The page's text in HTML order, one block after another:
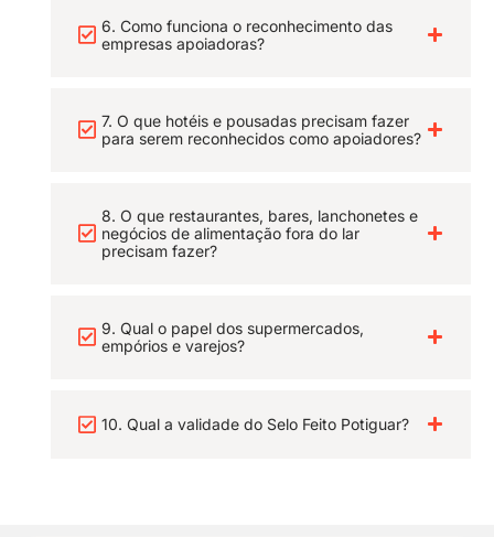
6. Como funciona o reconhecimento das
empresas apoiadoras?
7. O que hotéis e pousadas precisam fazer
para serem reconhecidos como apoiadores?
8. O que restaurantes, bares, lanchonetes e
negócios de alimentação fora do lar
precisam fazer?
9. Qual o papel dos supermercados,
empórios e varejos?
10. Qual a validade do Selo Feito Potiguar?